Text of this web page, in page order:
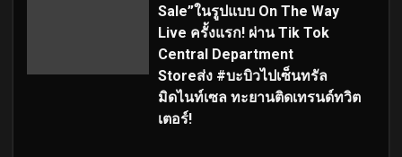
Sale”ในรูปแบบ On The Way
Live ครั้งแรก! ผ่าน Tik Tok
Central Department
Storeส่ง #บะบิวไปเซ็นทรัล
มิดไนท์เซล ทะยานติดเทรนด์ทวิต
เตอร์!